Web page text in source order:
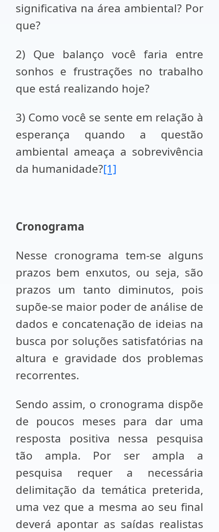
significativa na área ambiental? Por
que?
2) Que balanço você faria entre
sonhos e frustrações no trabalho
que está realizando hoje?
3) Como você se sente em relação à
esperança quando a questão
ambiental ameaça a sobrevivência
da humanidade?[1]
Cronograma
Nesse cronograma tem-se alguns
prazos bem enxutos, ou seja, são
prazos um tanto diminutos, pois
supõe-se maior poder de análise de
dados e concatenação de ideias na
busca por soluções satisfatórias na
altura e gravidade dos problemas
recorrentes.
Sendo assim, o cronograma dispõe
de poucos meses para dar uma
resposta positiva nessa pesquisa
tão ampla. Por ser ampla a
pesquisa requer a necessária
delimitação da temática preterida,
uma vez que a mesma ao seu final
deverá apontar as saídas realistas